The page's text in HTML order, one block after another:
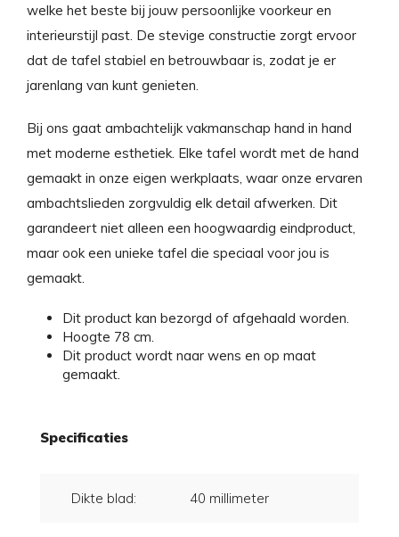
welke het beste bij jouw persoonlijke voorkeur en
interieurstijl past. De stevige constructie zorgt ervoor
dat de tafel stabiel en betrouwbaar is, zodat je er
jarenlang van kunt genieten.
Bij ons gaat ambachtelijk vakmanschap hand in hand
met moderne esthetiek. Elke tafel wordt met de hand
gemaakt in onze eigen werkplaats, waar onze ervaren
ambachtslieden zorgvuldig elk detail afwerken. Dit
garandeert niet alleen een hoogwaardig eindproduct,
maar ook een unieke tafel die speciaal voor jou is
gemaakt.
Dit product kan bezorgd of afgehaald worden.
Hoogte 78 cm.
Dit product wordt naar wens en op maat
gemaakt.
Specificaties
Dikte blad: 40 millimeter